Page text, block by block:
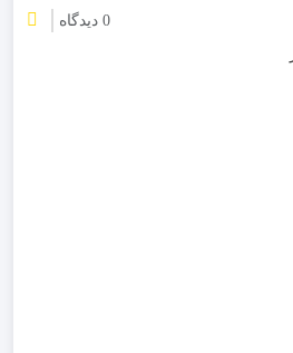
0 دیدگاه